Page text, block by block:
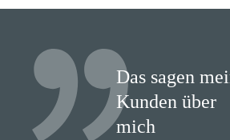
Das sagen
Kunden über
mich